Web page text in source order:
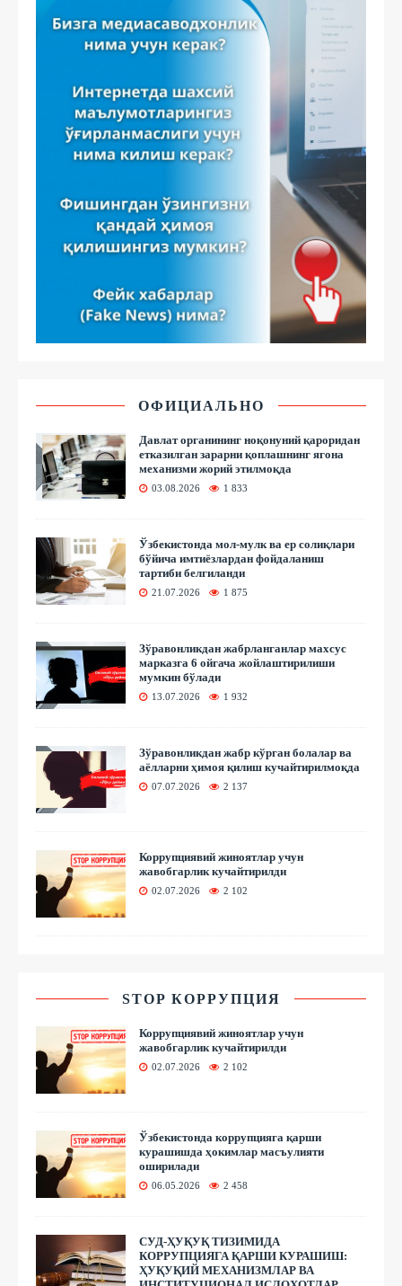
ОФИЦИАЛЬНО
Давлат органининг ноқонуний қароридан
етказилган зарарни қоплашнинг ягона
механизми жорий этилмоқда
03.08.2026 1 833
Ўзбекистонда мол-мулк ва ер солиқлари
бўйича имтиёзлардан фойдаланиш
тартиби белгиланди
21.07.2026 1 875
Зўравонликдан жабрланганлар махсус
марказга 6 ойгача жойлаштирилиши
мумкин бўлади
13.07.2026 1 932
Зўравонликдан жабр кўрган болалар ва
аёлларни ҳимоя қилиш кучайтирилмоқда
07.07.2026 2 137
Коррупциявий жиноятлар учун
жавобгарлик кучайтирилди
02.07.2026 2 102
STOP КОРРУПЦИЯ
Коррупциявий жиноятлар учун
жавобгарлик кучайтирилди
02.07.2026 2 102
Ўзбекистонда коррупцияга қарши
курашишда ҳокимлар масъулияти
оширилади
06.05.2026 2 458
СУД-ҲУҚУҚ ТИЗИМИДА
КОРРУПЦИЯГА ҚАРШИ КУРАШИШ:
ҲУҚУҚИЙ МЕХАНИЗМЛАР ВА